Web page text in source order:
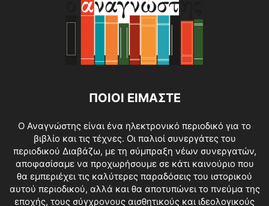
ΠΟΙΟΙ ΕΙΜΑΣΤΕ
O Αναγνώστης είναι ένα ηλεκτρονικό περιοδικό για το
βιβλίο και τις τέχνες. Οι παλιοί συνεργάτες του
περιοδικού Διαβάζω, με τη σύμπραξη νέων συνεργατών,
αποφασίσαμε να προχωρήσουμε σε κάτι καινούριο που
θα εμπεριέχει τις καλύτερες παραδόσεις του ιστορικού
αυτού περιοδικού, αλλά και θα αποτυπώνει το πνεύμα της
εποχής, τους σύγχρονους αισθητικούς και ιδεολογικούς